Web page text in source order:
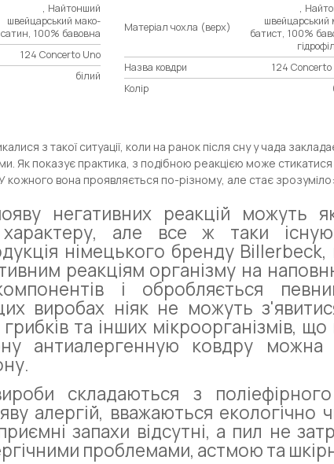
, Найтонший
швейцарський мако-
сатин, 100% бавовна
124 Concerto Uno
білий
Матеріал чохла (верх)
,
швейцарський
батист, 100%
Назва ковдри
124
Колір
з такої ситуації, коли на ранок після сну у чада
Як показує практика, з подібною реакцією може стикатися
кожного вона проявляється по-різному, але стає
негативних реакцій можуть
характеру, але все ж таки
німецького бренду
реакціям організму на
і обробляється
виробах ніяк не можуть
грибків та інших мікроорганізмів,
антиалергенную ковдру
складаються з
алергій, вважаються екологічно
запахи відсутні, а пил не
проблемами, астмою та